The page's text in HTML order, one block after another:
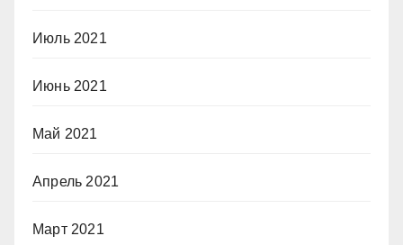
Июль 2021
Июнь 2021
Май 2021
Апрель 2021
Март 2021